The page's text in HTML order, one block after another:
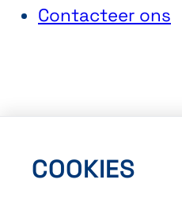
Algemene
Contacteer ons
COOKIES